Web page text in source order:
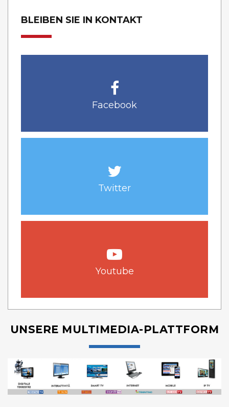
BLEIBEN SIE IN KONTAKT
Facebook
Twitter
Youtube
UNSERE MULTIMEDIA-PLATTFORM